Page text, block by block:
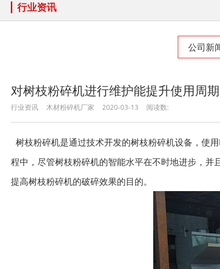
行业资讯
公司新
对树枝粉碎机进行维护能提升使用周期
行业资讯 木材粉碎机厂家 2020-03-13 阅读数:
树枝粉碎机是通过技术开发的树枝粉碎机设备，使
程中，尽管树枝粉碎机的智能水平在不时地进步，
提高树枝粉碎机的破碎效果的目的。